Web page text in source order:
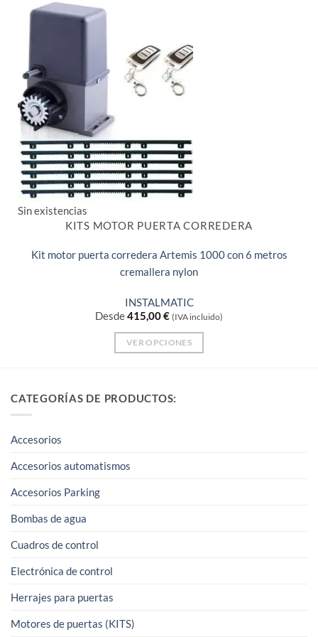
Sin existencias
KITS MOTOR PUERTA CORREDERA
Kit motor puerta corredera Artemis 1000 con 6 metros
cremallera nylon
INSTALMATIC
Desde415,00€ (IVA incluido)
VER OPCIONES
tiene
CATEGORÍAS DE PRODUCTOS:
Accesorios
Accesorios automatismos
Accesorios Parking
Bombas de agua
Cuadros de control
Electrónica de control
Herrajes para puertas
Motores de puertas (KITS)